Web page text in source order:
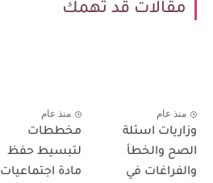
مقالات قد تهمك
منذ عام
وزاريات اسئلة
الصح والخطأ
والفراغات في
منذ عام
مخططات
لتبسيط حفظ
مادة اجتماعيات